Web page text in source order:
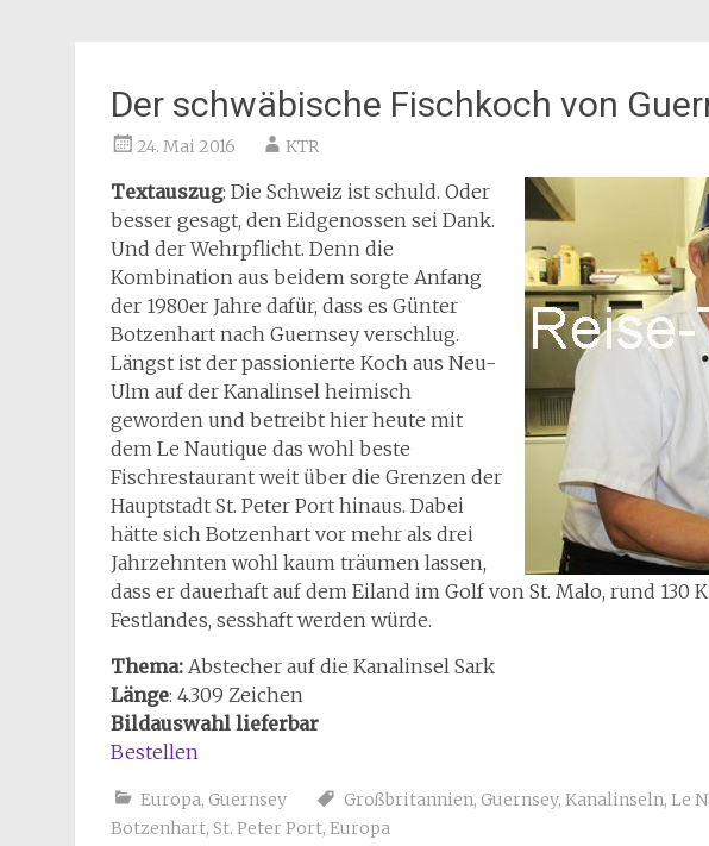
Der schwäbische Fischkoch von
24. Mai 2016 KTR
Textauszug: Die Schweiz ist schuld. Oder
besser gesagt, den Eidgenossen sei Dank.
Und der Wehrpflicht. Denn die
Kombination aus beidem sorgte Anfang
der 1980er Jahre dafür, dass es Günter
Botzenhart nach Guernsey verschlug.
Längst ist der passionierte Koch aus Neu-
Ulm auf der Kanalinsel heimisch
geworden und betreibt hier heute mit
dem Le Nautique das wohl beste
Fischrestaurant weit über die Grenzen der
Hauptstadt St. Peter Port hinaus. Dabei
hätte sich Botzenhart vor mehr als drei
Jahrzehnten wohl kaum träumen lassen,
dass er dauerhaft auf dem Eiland im Golf von St. Malo, rund
Festlandes, sesshaft werden würde.
Thema: Abstecher auf die Kanalinsel Sark
Länge: 4.309 Zeichen
Bildauswahl lieferbar
Bestellen
Europa, Guernsey Großbritannien, Guernsey, Kanalinseln, Le
Botzenhart, St. Peter Port, Europa